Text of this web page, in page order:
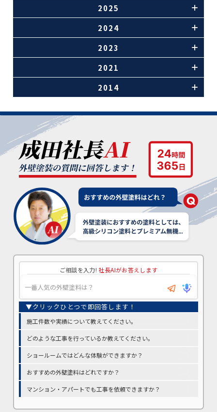
2025
2024
2023
2021
2014
ご相談を入力! 社長AIがお答えします
施工件数や実績について教えてください。
どのような工事を行っているか教えてください。
ショールームではどんな体験ができますか？
おすすめの外壁塗料はどれですか？
マンション・アパートでも工事を依頼できますか？